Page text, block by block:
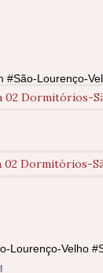
Lourenço-
Lourenço-Velho